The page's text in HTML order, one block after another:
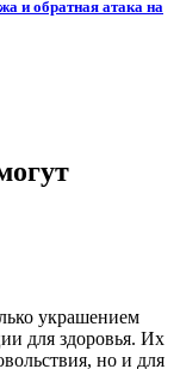
и обратная атака на
украшением
для здоровья. Их
но и для